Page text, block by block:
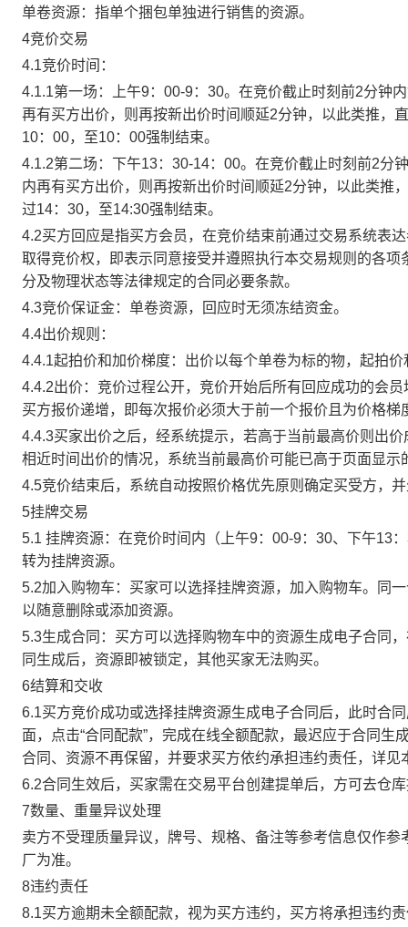
单卷资源：指单个捆包单独进行销售的资源。
4竞价交易
4.1竞价时间：
4.1.1第一场：上午9：00-9：30。在竞价截止时刻前2分钟
再有买方出价，则再按新出价时间顺延2分钟，以此类推，
10：00，至10：00强制结束。
4.1.2第二场：下午13：30-14：00。在竞价截止时刻前2分
内再有买方出价，则再按新出价时间顺延2分钟，以此类推
过14：30，至14:30强制结束。
4.2买方回应是指买方会员，在竞价结束前通过交易系统表
取得竞价权，即表示同意接受并遵照执行本交易规则的各
分及物理状态等法律规定的合同必要条款。
4.3竞价保证金：单卷资源，回应时无须冻结资金。
4.4出价规则：
4.4.1起拍价和加价梯度：出价以每个单卷为标的物，起拍
4.4.2出价：竞价过程公开，竞价开始后所有回应成功的会
买方报价递增，即每次报价必须大于前一个报价且为价格
4.4.3买家出价之后，经系统提示，若高于当前最高价则出
相近时间出价的情况，系统当前最高价可能已高于页面显示
4.5竞价结束后，系统自动按照价格优先原则确定买受方，
5挂牌交易
5.1 挂牌资源：在竞价时间内（上午9：00-9：30、下午13
转为挂牌资源。
5.2加入购物车：买家可以选择挂牌资源，加入购物车。同
以随意删除或添加资源。
5.3生成合同：买方可以选择购物车中的资源生成电子合同
同生成后，资源即被锁定，其他买家无法购买。
6结算和交收
6.1买方竞价成功或选择挂牌资源生成电子合同后，此时合
面，点击“合同配款”，完成在线全额配款，最迟应于合同
合同、资源不再保留，并要求买方依约承担违约责任，详见
6.2合同生效后，买家需在交易平台创建提单后，方可去仓
7数量、重量异议处理
卖方不受理质量异议，牌号、规格、备注等参考信息仅作
厂为准。
8违约责任
8.1买方逾期未全额配款，视为买方违约，买方将承担违约